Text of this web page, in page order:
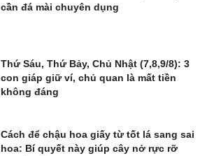
cần đá mài chuyên dụng
Thứ Sáu, Thứ Bảy, Chủ Nhật (7,8,9/8): 3
con giáp giữ ví, chủ quan là mất tiền
không đáng
Cách để chậu hoa giấy từ tốt lá sang sai
hoa: Bí quyết này giúp cây nở rực rỡ